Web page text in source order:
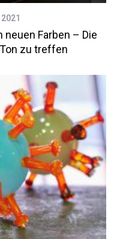
Farben – Die
zu treffen